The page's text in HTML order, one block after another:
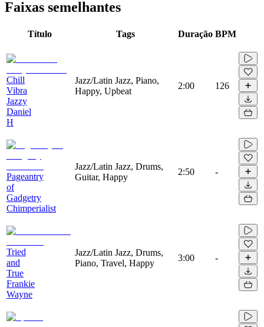
Faixas semelhantes
Título Tags Duração BPM
Chill
Vibra
Jazzy
Daniel
H
Jazz/Latin Jazz, Piano,
Happy, Upbeat
2:00 126
Pageantry
of
Gadgetry
Chimperialist
Jazz/Latin Jazz, Drums,
Guitar, Happy
2:50 -
Tried
and
True
Frankie
Wayne
Jazz/Latin Jazz, Drums,
Piano, Travel, Happy
3:00 -